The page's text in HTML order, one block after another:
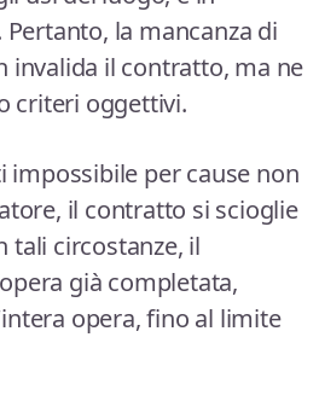
la mancanza di
invalida il contratto, ma ne
criteri oggettivi.
impossibile per cause non
il contratto si scioglie
tali circostanze, il
già completata,
opera, fino al limite